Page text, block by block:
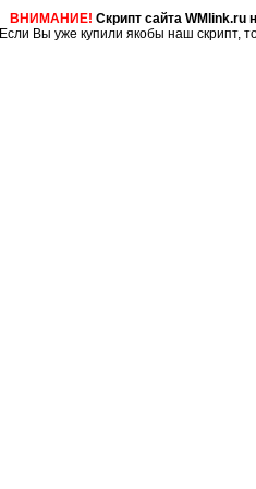
ВНИМАНИЕ! Скрипт сайта WMlink.ru
Если Вы уже купили якобы наш скрипт,